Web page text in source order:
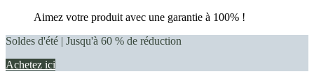
Aimez votre produit avec une garantie à 100% !
Soldes d'été | Jusqu'à 60 % de réduction
Achetez ici